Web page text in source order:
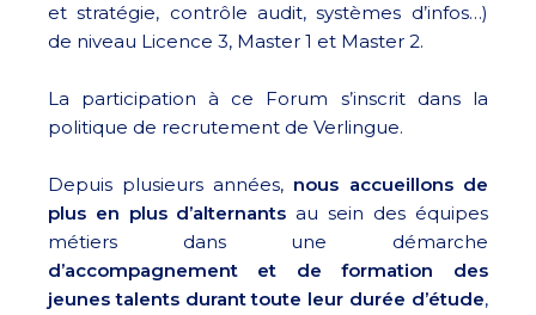
et stratégie, contrôle audit, systèmes d’infos…)
de niveau Licence 3, Master 1 et Master 2.
La participation à ce Forum s’inscrit dans la
politique de recrutement de Verlingue.
Depuis plusieurs années, nous accueillons de
plus en plus d’alternants au sein des équipes
métiers dans une démarche
d’accompagnement et de formation des
jeunes talents durant toute leur durée d’étude,